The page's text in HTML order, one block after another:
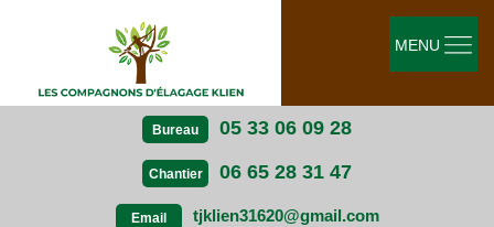
Bureau 05 33 06 09 28
Chantier 06 65 28 31 47
Email tjklien31620@gmail.com
MENU